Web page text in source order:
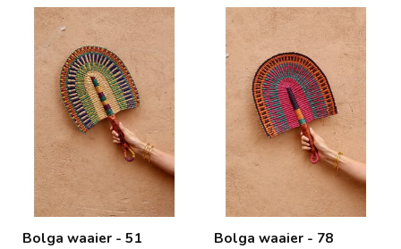
Bolga waaier - 51 Bolga waaier - 78